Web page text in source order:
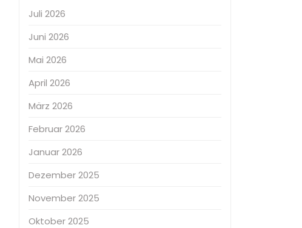
Juli 2026
Juni 2026
Mai 2026
April 2026
März 2026
Februar 2026
Januar 2026
Dezember 2025
November 2025
Oktober 2025